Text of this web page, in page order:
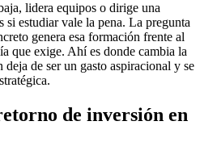
lidera equipos o dirige una
si estudiar vale la pena. La pregunta
genera esa formación frente al
que exige. Ahí es donde cambia la
de ser un gasto aspiracional y se
de inversión en